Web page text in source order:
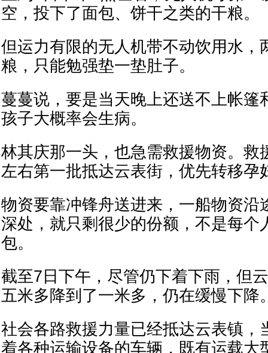
空，投下了面包、饼干之类的干粮。
但运力有限的无人机带不动饮用水，
粮，只能勉强垫一垫肚子。
蔓蔓说，要是当天晚上还送不上帐篷
孩子大概率会生病。
林其庆那一头，也急需救援物资。救
左右第一批抵达云表街，优先转移孕
物资要靠冲锋舟送进来，一船物资沿
深处，就只剩很少的份额，不是每个
包。
截至7日下午，尽管仍下着下雨，但
五米多降到了一米多，仍在缓慢下降
社会各路救援力量已经抵达云表镇，
着各种运输设备的车辆，既有运载大